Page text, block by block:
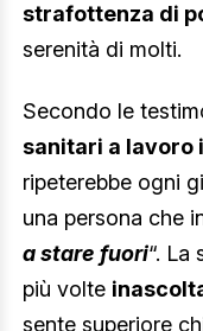
strafottenza di
serenità di molti.
Secondo le
sanitari a lavoro
ripeterebbe ogni
una persona che
a stare fuori“. La
più volte
sente superiore